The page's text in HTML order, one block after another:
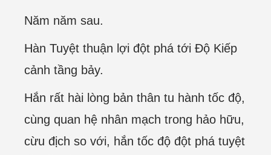
Năm năm sau.
Hàn Tuyệt thuận lợi đột phá tới Độ Kiếp
cảnh tầng bảy.
Hắn rất hài lòng bản thân tu hành tốc độ,
cùng quan hệ nhân mạch trong hảo hữu,
cừu địch so với, hắn tốc độ đột phá tuyệt